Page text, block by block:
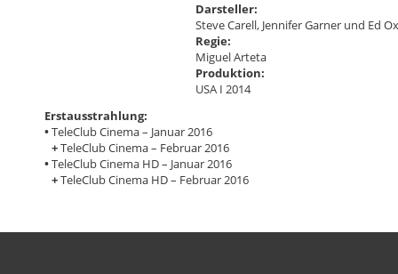
Darsteller:
Steve Carell, Jennifer Garner und Ed
Regie:
Miguel Arteta
Produktion:
USA I 2014
Erstausstrahlung:
•TeleClub Cinema – Januar 2016
+TeleClub Cinema – Februar 2016
•TeleClub Cinema HD – Januar 2016
+TeleClub Cinema HD – Februar 2016